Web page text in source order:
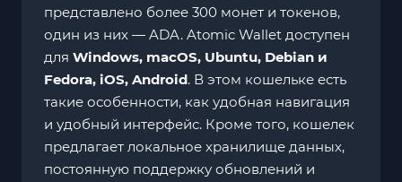
представлено более 300 монет и токенов,
один из них — ADA. Atomic Wallet доступен
для Windows, macOS, Ubuntu, Debian и
Fedora, iOS, Android. В этом кошельке есть
такие особенности, как удобная навигация
и удобный интерфейс. Кроме того, кошелек
предлагает локальное хранилище данных,
постоянную поддержку обновлений и